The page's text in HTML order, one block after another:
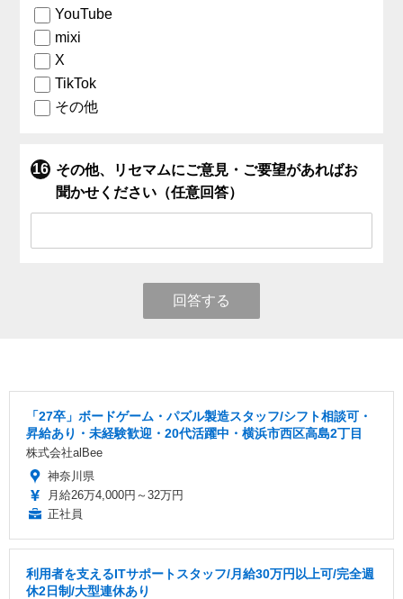
YouTube
mixi
X
TikTok
その他
その他、リセマムにご意見・ご要望があればお
聞かせください（任意回答）
回答する
「27卒」ボードゲーム・パズル製造スタッフ/シフト相談可・
昇給あり・未経験歓迎・20代活躍中・横浜市西区高島2丁目
株式会社alBee
神奈川県
月給26万4,000円～32万円
正社員
利用者を支えるITサポートスタッフ/月給30万円以上可/完全週
休2日制/大型連休あり